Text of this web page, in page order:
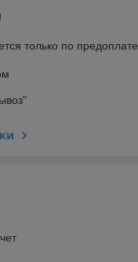
только по предоплате.